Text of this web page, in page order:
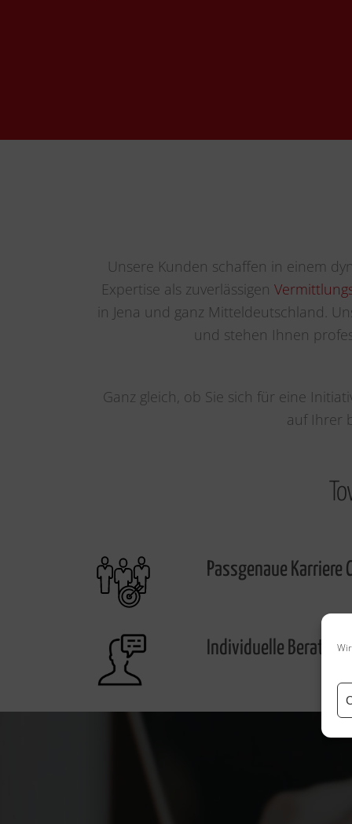
Unsere Kunden schaffen in einem
Expertise als zuverlässigen
in Jena und ganz Mitteldeutschland.
und stehen Ihnen
Ganz gleich, ob Sie sich für eine
auf Ihrer
Passgenaue Karriere
Individuelle Beratung